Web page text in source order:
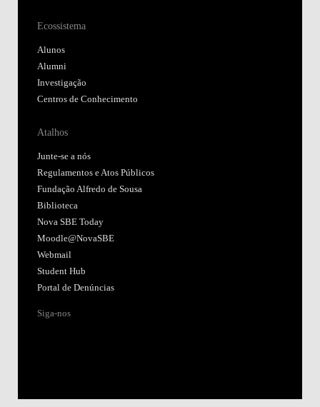
Ecossistema
Alunos
Alumni
Investigação
Centros de Conhecimento
Atalhos
Junte-se a nós
Regulamentos e Atos Públicos
Fundação Alfredo de Sousa
Biblioteca
Nova SBE Today
Moodle@NovaSBE
Webmail
Student Hub
Portal de Denúncias
Siga-nos